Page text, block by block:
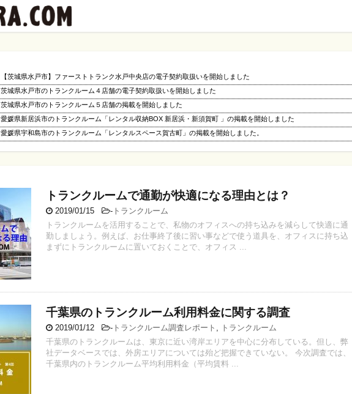
【茨城県水戸市】ファーストトランク水戸中央店の電子契約取扱いを開始しました
茨城県水戸市のトランクルーム４店舗の電子契約取扱いを開始しました
茨城県水戸市のトランクルーム５店舗の掲載を開始しました
愛媛県新居浜市のトランクルーム「レンタル収納BOX 新居浜・新須賀町 」の掲載を開始しました
愛媛県宇和島市のトランクルーム「レンタルスペース賀古町」の掲載を開始しました。
トランクルームで通勤が快適になる理由とは？
2019/01/15 - トランクルーム
トランクルームを活用することで、私物のオフィスへの持ち込みを減らして快適に通
勤しましょう。例えば、お仕事終了後に習い事などで使う道具を、オフィスに持ち込
まずにトランクルームに置いておくことで、オフィス ...
千葉県のトランクルーム利用料金に関する調査
2019/01/12 - トランクルーム調査レポート ,
トランクルーム
千葉県のトランクルームは、東京に近い湾岸エリアを中心に分布している。但し、弊
社データベースでは、外房エリアについては殆ど把握できていない。 今次調査では、
千葉県内のトランクルーム平均利用料金（平均賃料 ...